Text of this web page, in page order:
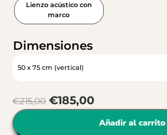
Lienzo acústico con
marco
Dimensiones
€215,00 €185,00
Añadir al carrito